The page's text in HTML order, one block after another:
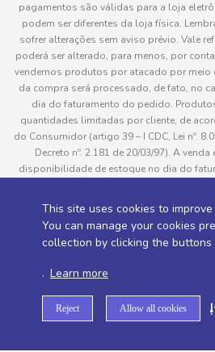
This site uses cookies to
You can manage your cookies
collection by clicking the
. Learn more
Reject Allow all cookies
pagamentos são válidas para a loja
podem ser diferentes da loja física.
sofrer alterações sem aviso prévio. Vale
poderá ser alterado, para menos, por
vendemos produtos por atacado por meio
da compra será processado, de fato, no
dia do faturamento do pedido.
quantidades limitadas por cliente, de
do Consumidor (artigo 39 – I CDC, Lei nº.
Decreto nº. 2.181 de 20/03/97). A
disponibilidade de estoque no dia do
pedido do cliente, este não será
cobrado. As fotos dos produtos no site
divergência com o produto real e todos
consultadas em “Política
Desenvolvido por